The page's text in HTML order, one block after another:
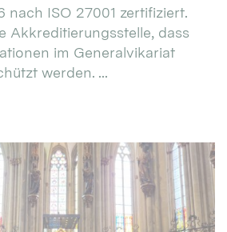
nach ISO 27001 zertifiziert.
Akkreditierungsstelle, dass
im Generalvikariat
werden. ...